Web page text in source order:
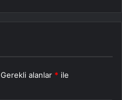
Gerekli alanlar * ile